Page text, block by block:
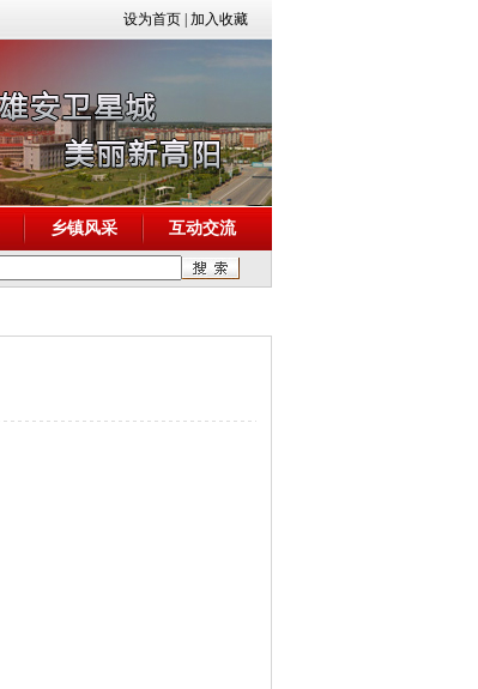
设为首页 加入收藏
乡镇风采 互动交流